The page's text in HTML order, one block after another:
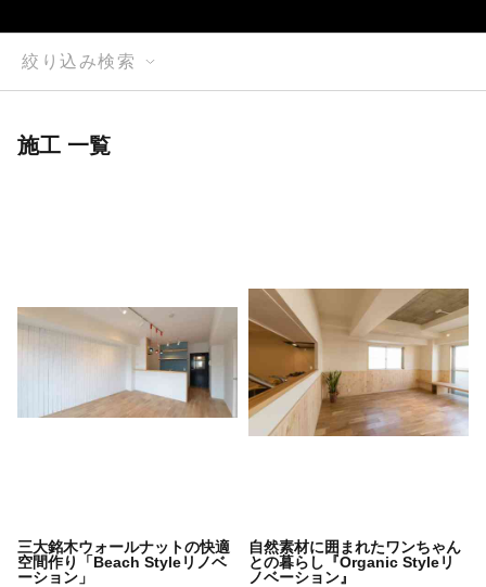
絞り込み検索
施工 一覧
三大銘木ウォールナットの快適
空間作り「Beach Styleリノベ
ーション」
自然素材に囲まれたワンちゃん
との暮らし『Organic Styleリ
ノベーション』